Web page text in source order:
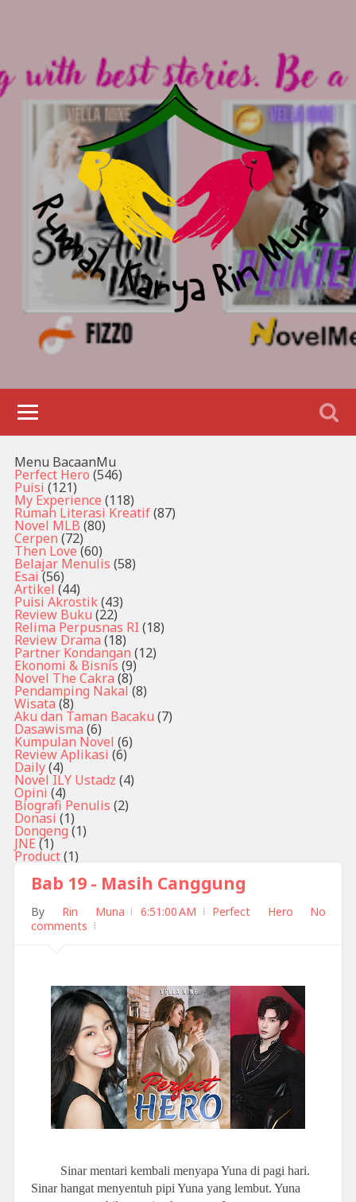
Menu BacaanMu
Perfect Hero (546)
Puisi (121)
My Experience (118)
Rumah Literasi Kreatif(87)
Novel MLB (80)
Cerpen (72)
Then Love (60)
Belajar Menulis (58)
Esai (56)
Artikel (44)
Puisi Akrostik(43)
Review Buku (22)
Relima Perpusnas RI (18)
Review Drama (18)
Partner Kondangan (12)
Ekonomi & Bisnis (9)
Novel The Cakra (8)
Pendamping Nakal (8)
Wisata (8)
Aku dan Taman Bacaku (7)
Dasawisma (6)
Kumpulan Novel (6)
Review Aplikasi (6)
Daily(4)
Novel ILY Ustadz (4)
Opini (4)
Biografi Penulis (2)
Donasi (1)
Dongeng (1)
JNE (1)
Product(1)
Bab 19 - Masih Canggung
By Rin Muna 6:51:00 AM Perfect Hero
No
comments
Sinar mentari kembali menyapa Yuna di pagi hari.
Sinar hangat menyentuh pipi Yuna yang lembut. Yuna